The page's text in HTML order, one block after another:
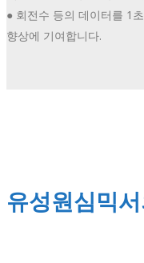
● 회전수 등의 데이터를 1
향상에 기여합니다.
유성원심믹